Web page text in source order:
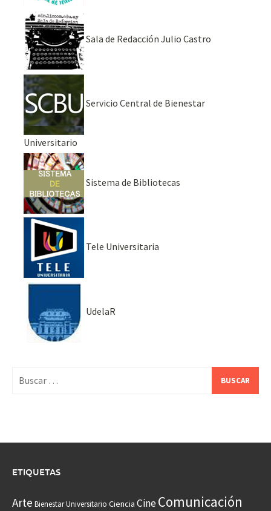
Sala de Redacción Julio Castro
Servicio Central de Bienestar
Universitario
Sistema de Bibliotecas
Tele Universitaria
UdelaR
ETIQUETAS
Arte Bienestar Universitario Ciencia CineComunicación